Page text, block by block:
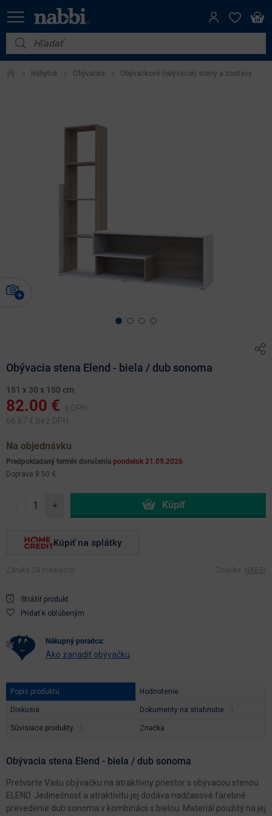
Nábytok
Vybavenie do domácnosti
Nábytok Obývačka Obývačkové (obývacie) steny a zostavy
Obývacia stena Elend - biela / dub sonoma
151 x 30 x 150 cm
82.00 €
s DPH
66.67 € bez DPH
Na objednávku
Predpokladaný termín doručenia pondelok 21.09.2026
Doprava 8.50 €
- +
Kúpiť na splátky
Záruka 24 mesiacov Značka: NABBI
Strážiť produkt
Pridať k obľúbeným
nákupný poradca:
Ako zariadiť obývačku
Popis produktu Hodnotenie
Diskusia Dokumenty na stiahnutie
Súvisiace produkty Značka
Obývacia stena Elend - biela / dub sonoma
Pretvorte Vašu obývačku na atraktívny priestor s obývacou stenou
ELEND. Jedinečnosť a atraktivitu jej dodáva nadčasové farebné
prevedenie dub sonoma v kombinácii s bielou. Materiál použitý na jej